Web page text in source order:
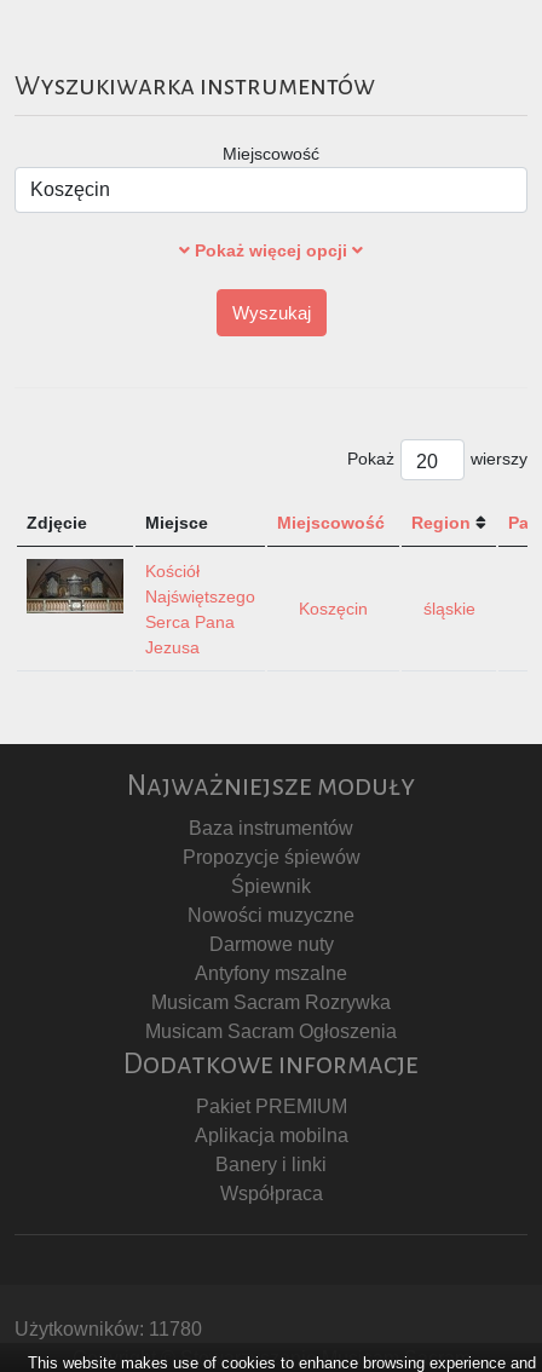
Wyszukiwarka instrumentów
Miejscowość
Pokaż więcej opcji
Wyszukaj
Pokaż wierszy
Zdjęcie Miejsce Miejscowość Region
Kościół
Najświętszego
Serca Pana
Jezusa
Koszęcin śląskie
Najważniejsze moduły
Baza instrumentów
Propozycje śpiewów
Śpiewnik
Nowości muzyczne
Darmowe nuty
Antyfony mszalne
Musicam Sacram Rozrywka
Musicam Sacram Ogłoszenia
Dodatkowe informacje
Pakiet PREMIUM
Aplikacja mobilna
Banery i linki
Współpraca
Użytkowników: 11780
Copyright © Stowarzyszenie Musicam Sacram
This website makes use of cookies to enhance browsing experience and